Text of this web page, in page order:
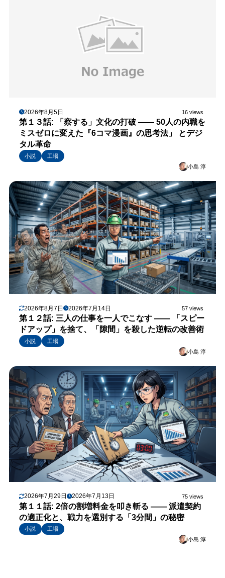
2026年8月5日 16 views
第１３話: 「察する」文化の打破 —— 50人の内職を
ミスゼロに変えた『6コマ漫画』の思考法」 とデジ
タル革命
小説
工場
小島 淳
2026年8月7日 2026年7月14日 57 views
第１２話: 三人の仕事を一人でこなす —— 「スピー
ドアップ」を捨て、「隙間」を殺した逆転の改善術
小説
工場
小島 淳
2026年7月29日 2026年7月13日 75 views
第１１話: 2倍の割増料金を叩き斬る —— 派遣契約
の適正化と、戦力を選別する「3分間」の秘密
小説
工場
小島 淳